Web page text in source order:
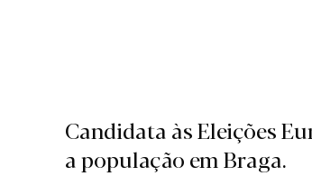
Candidata às Eleições
a população em Braga.